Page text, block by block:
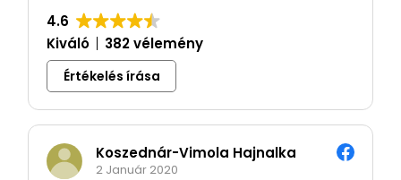
4.6
Kiváló
382 vélemény
Értékelés írása
Koszednár-Vimola Hajnalka
2 Január 2020